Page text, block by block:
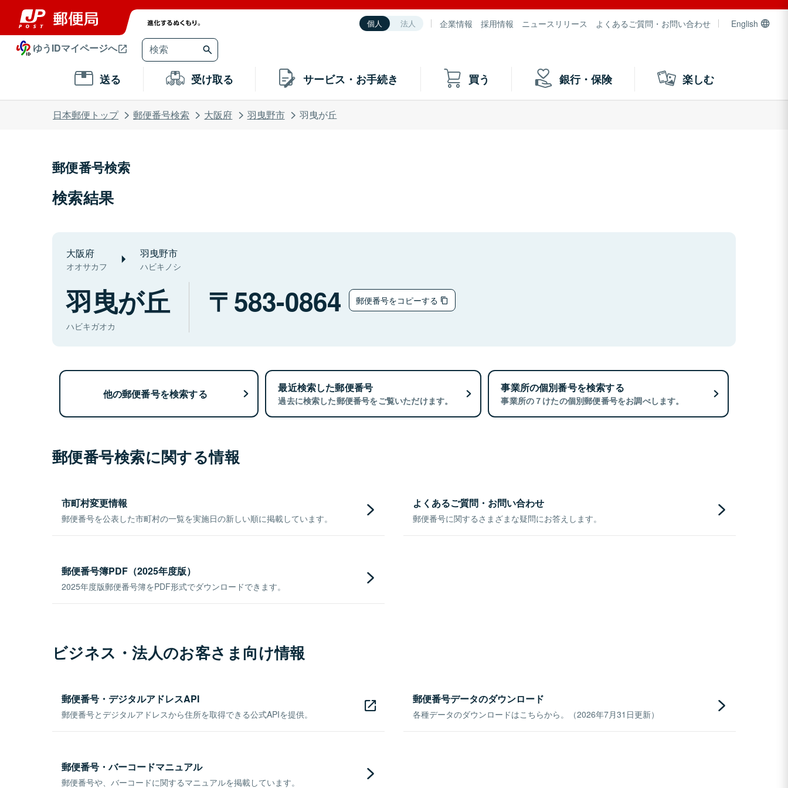
個人 法人 企業情報 採用情報 ニュースリリース よくあるご質問・お問い合わせ English
ゆうIDマイページへ
送る 受け取る サービス・お手続き 買う 銀行・保険 楽しむ
日本郵便トップ 郵便番号検索 大阪府 羽曳野市 羽曳が丘
郵便番号検索
検索結果
大阪府
オオサカフ
羽曳野市
ハビキノシ
羽曳が丘
ハビキガオカ
583-0864 郵便番号をコピーする
他の郵便番号を検索する 最近検索した郵便番号
過去に検索した郵便番号をご覧いただけます。
事業所の個別番号を検索する
事業所の７けたの個別郵便番号をお調べします。
郵便番号検索に関する情報
市町村変更情報
郵便番号を公表した市町村の一覧を実施日の新しい順に掲載しています。
よくあるご質問・お問い合わせ
郵便番号に関するさまざまな疑問にお答えします。
郵便番号簿PDF（2025年度版）
2025年度版郵便番号簿をPDF形式でダウンロードできます。
ビジネス・法人のお客さま向け情報
郵便番号・デジタルアドレスAPI
郵便番号とデジタルアドレスから住所を取得できる公式APIを提供。
郵便番号データのダウンロード
各種データのダウンロードはこちらから。（2026年7月31日更新）
郵便番号・バーコードマニュアル
郵便番号や、バーコードに関するマニュアルを掲載しています。